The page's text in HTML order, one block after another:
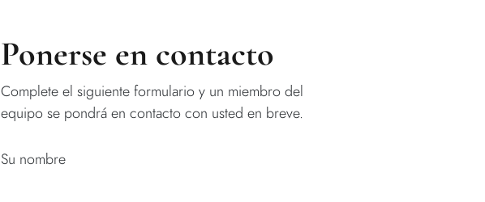
Ponerse en contacto
Complete el siguiente formulario y un miembro del
equipo se pondrá en contacto con usted en breve.
Su nombre